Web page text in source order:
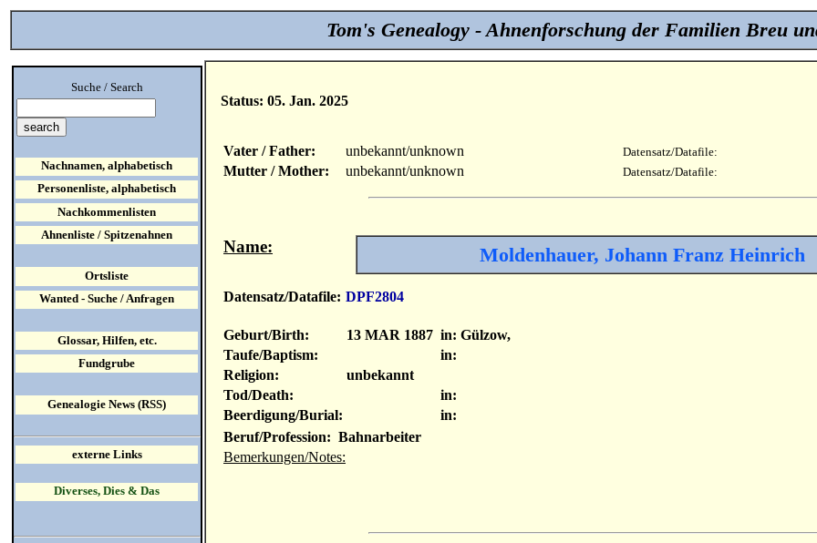
Tom's Genealogy - Ahnenforschung der Familien Breu
Status: 05. Jan. 2025
Vater / Father: unbekannt/unknown Datensatz/Datafile:
Mutter / Mother: unbekannt/unknown Datensatz/Datafile:
Name: Moldenhauer, Johann Franz Heinrich
Datensatz/Datafile: DPF2804
Geburt/Birth: 13 MAR 1887 in: Gülzow,
Taufe/Baptism:
in:
Religion:
unbekannt
Tod/Death:
in:
Beerdigung/Burial:
in:
Beruf/Profession: Bahnarbeiter
Bemerkungen/Notes:
Suche / Search
Nachnamen, alphabetisch
Personenliste, alphabetisch
Nachkommenlisten
Ahnenliste / Spitzenahnen
Ortsliste
Wanted - Suche / Anfragen
Glossar, Hilfen, etc.
Fundgrube
Genealogie News (RSS)
externe Links
Diverses, Dies & Das